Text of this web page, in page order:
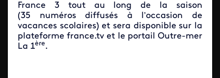
France 3 tout au long de la saison
(35 numéros diffusés à l’occasion de
vacances scolaires) et sera disponible sur la
plateforme france.tv et le portail Outre-mer
La 1ère.